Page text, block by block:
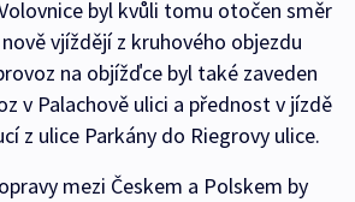
byl kvůli tomu otočen směr
vjíždějí z kruhového objezdu
na objížďce byl také zaveden
v Palachově ulici a přednost v jízdě
z ulice Parkány do Riegrovy ulice.
mezi Českem a Polskem by